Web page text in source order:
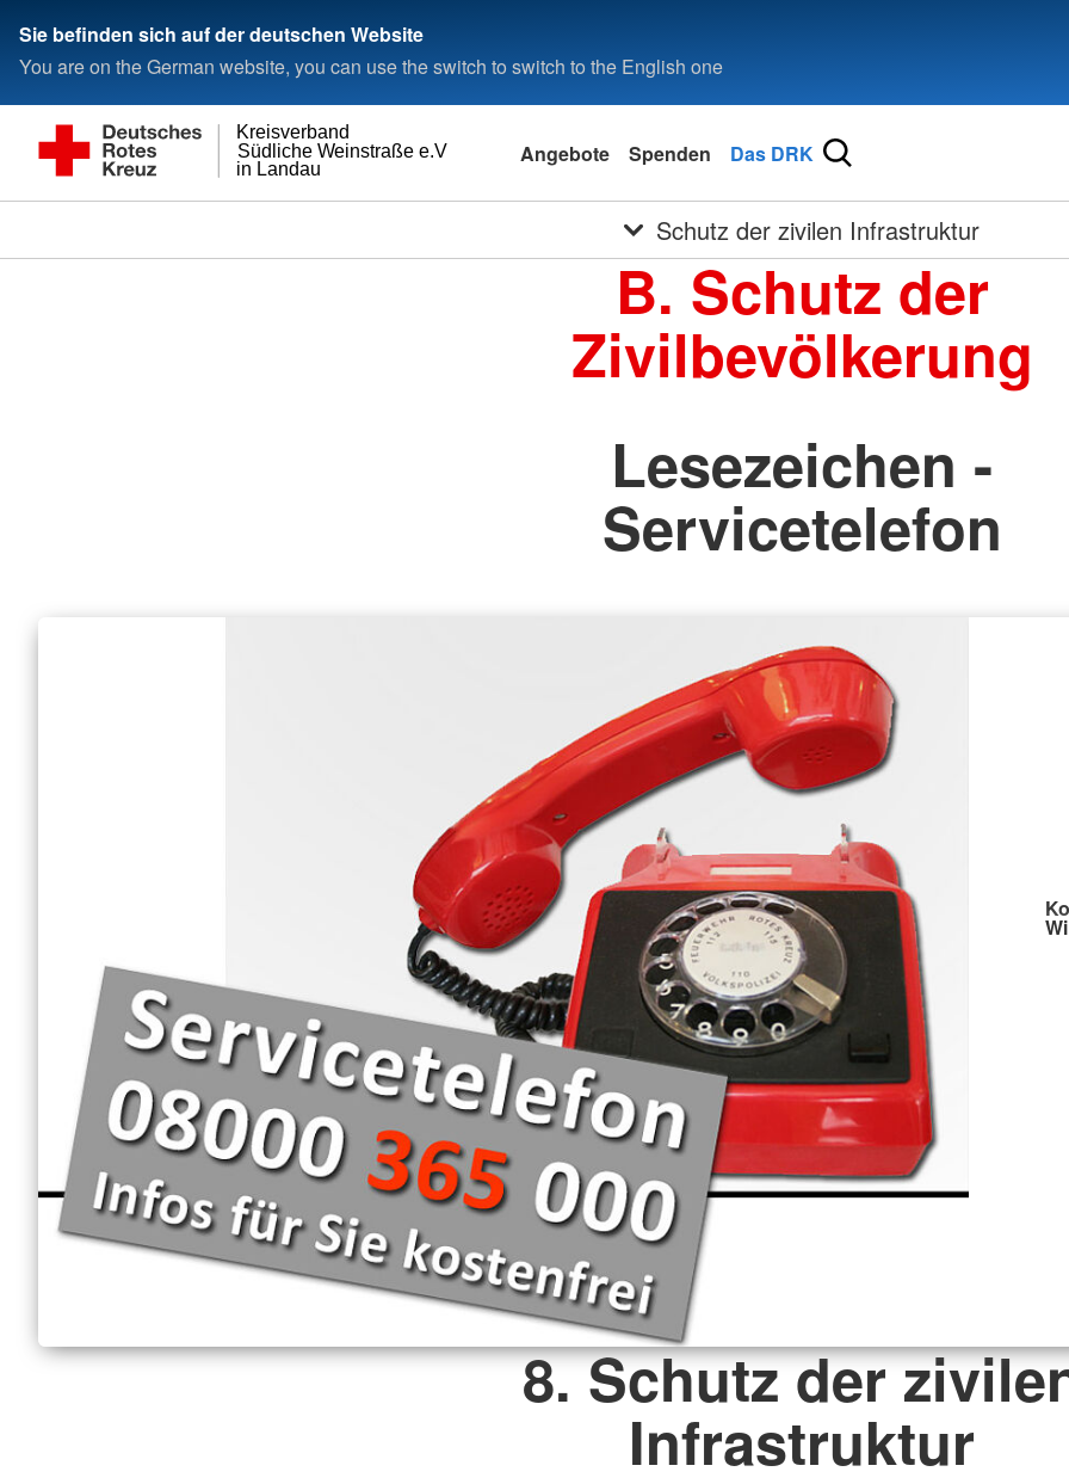
Sie befinden sich auf der deutschen Website
You are on the German website, you can use the switch to switch to the English one
in Landau
Südliche Weinstraße e.V
Kreisverband
Angebote Spenden Das DRK
Schutz der zivilen Infrastruktur
B. Schutz der
Zivilbevölkerung
Lesezeichen -
Servicetelefon
8. Schutz der
Infrastruktur